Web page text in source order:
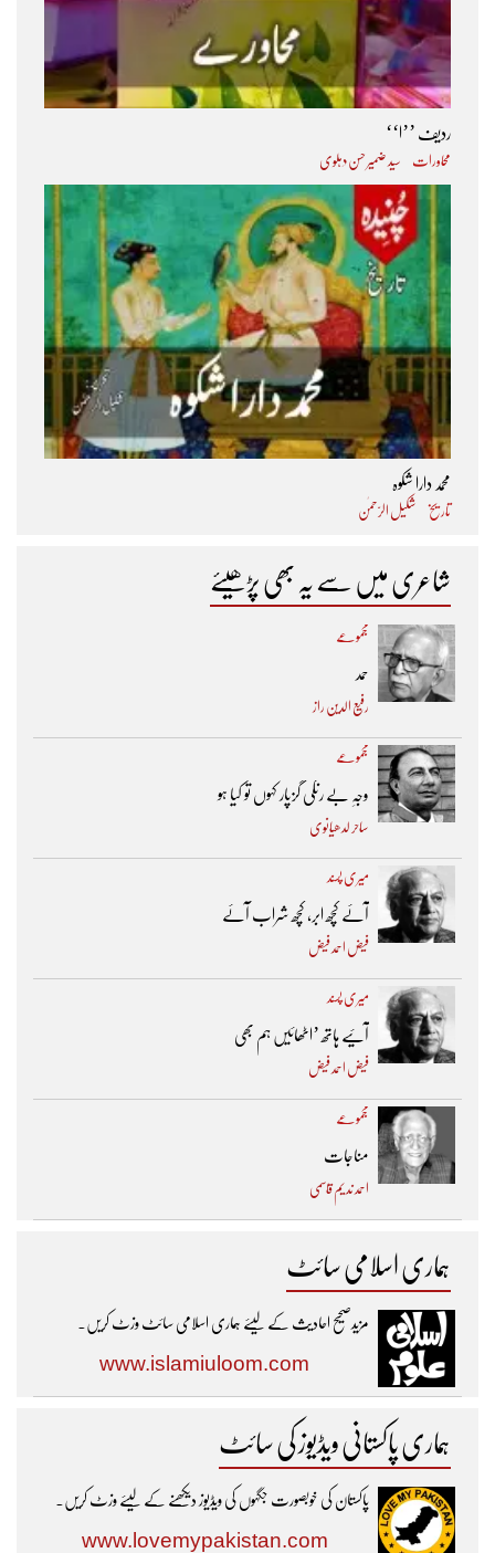
ردیف ’’ا‘‘
محاورات سید ضمیر حسن دہلوی
محمد دارا شکوہ
تاریخ شکیل الرّحمٰن
شاعری میں سے یہ بھی پڑھیئے
مجموعے
حمد
رفیع الدین راز
مجموعے
وجہِ بے رنگی گزپار کہوں تو کیا ہو
ساحر لدھیانوی
میری پسند
آئے کچھ ابر، کچھ شراب آئے
فیض احمد فیض
میری پسند
آئیے ہاتھ ’اٹھائیں ہم بھی
فیض احمد فیض
مجموعے
مناجات
احمد ندیم قاسمی
ہماری اسلامی سائٹ
مزیدصحیح احادیث کے لیئے ہماری اسلامی سائٹ وزٹ کریں۔
www.islamiuloom.com
ہماری پاکستانی ویڈیوز کی سائٹ
پاکستان کی خوبصورت جگہوں کی ویڈیوز دیکھنے کے لیئے وزٹ کریں۔
www.lovemypakistan.com